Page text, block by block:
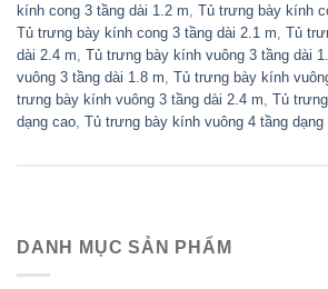
kính cong 3 tầng dài 1.2 m, Tủ trưng bày kính
Tủ trưng bày kính cong 3 tầng dài 2.1 m, Tủ
dài 2.4 m, Tủ trưng bày kính vuông 3 tầng dài
vuông 3 tầng dài 1.8 m, Tủ trưng bày kính
trưng bày kính vuông 3 tầng dài 2.4 m, Tủ
dạng cao, Tủ trưng bày kính vuông 4 tầng dạng
DANH MỤC SẢN PHẨM